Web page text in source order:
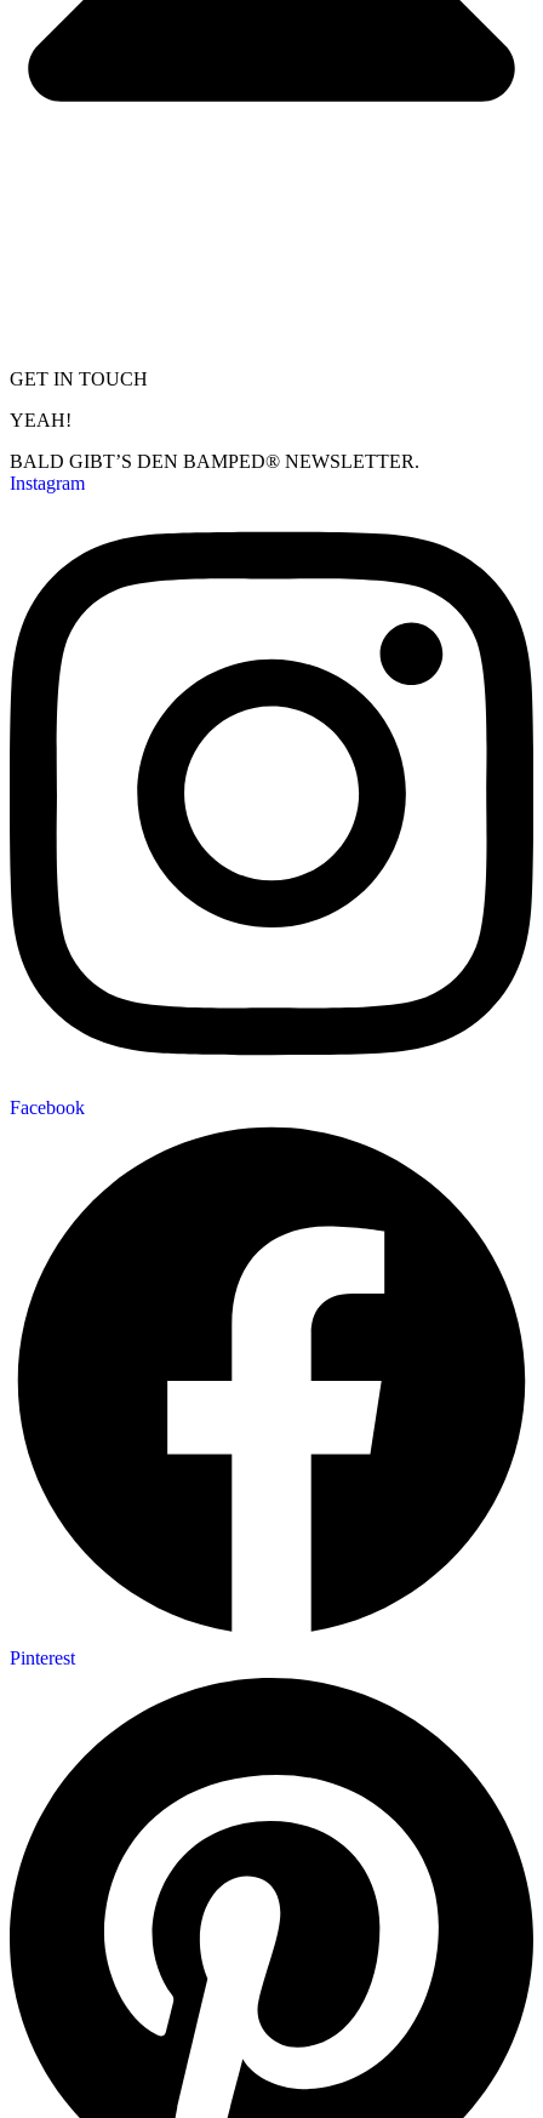
GET IN TOUCH
YEAH!
BALD GIBT’S DEN BAMPED® NEWSLETTER.
Instagram
Facebook
Pinterest